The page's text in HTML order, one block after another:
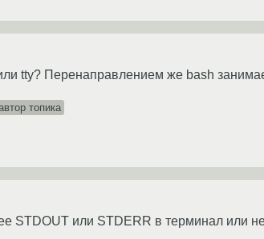
tty? Перенаправлением же bash
топика
STDOUT или STDERR в терминал или